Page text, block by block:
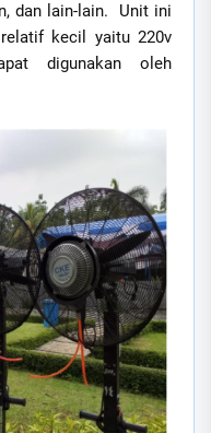
dan lain-lain. Unit ini
kecil yaitu 220v
digunakan oleh